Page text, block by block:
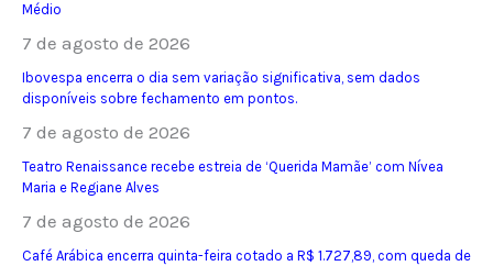
Médio
7 de agosto de 2026
Ibovespa encerra o dia sem variação significativa, sem dados
disponíveis sobre fechamento em pontos.
7 de agosto de 2026
Teatro Renaissance recebe estreia de ‘Querida Mamãe’ com Nívea
Maria e Regiane Alves
7 de agosto de 2026
Café Arábica encerra quinta-feira cotado a R$ 1.727,89, com queda de